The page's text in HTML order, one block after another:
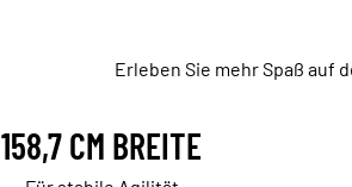
Erleben Sie mehr Spaß auf
158,7 CM BREITE